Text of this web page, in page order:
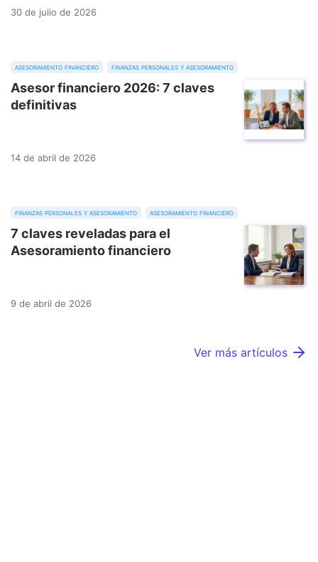
30 de julio de 2026
asesoramiento financiero finanzas personales y asesoramiento
Asesor financiero 2026: 7 claves
definitivas
14 de abril de 2026
finanzas personales y asesoramiento asesoramiento financiero
7 claves reveladas para el
Asesoramiento financiero
9 de abril de 2026
Ver más artículos